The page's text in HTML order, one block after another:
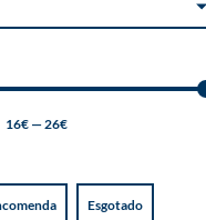
16€—26€
Esgotado